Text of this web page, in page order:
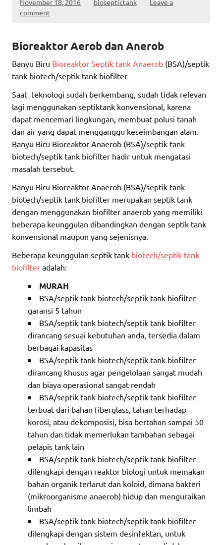
November 18, 2016 bioseptictank
Leave a
comment
BioreaktorAerob dan Anerob
Banyu Biru Bioreaktor Septik tank Anaerob (BSA)/septik
tank biotech/septik tank biofilter
Saat teknologi sudah berkembang, sudah tidak relevan
lagi menggunakan septiktank konvensional, karena
dapat mencemari lingkungan, membuat polusi tanah
dan air yang dapat mengganggu keseimbangan alam.
Banyu Biru Bioreaktor Anaerob (BSA)/septik tank
biotech/septik tank biofilter hadir untuk mengatasi
masalah tersebut.
Banyu Biru Bioreaktor Anaerob (BSA)/septik tank
biotech/septik tank biofilter merupakan septik tank
dengan menggunakan biofilter anaerob yang memiliki
beberapa keunggulan dibandingkan dengan septik tank
konvensional maupun yang sejenisnya.
Beberapa keunggulan septik tank biotech/septik tank
biofilter adalah:
MURAH
BSA/septik tank biotech/septik tank biofilter
garansi 5 tahun
BSA/septik tank biotech/septik tank biofilter
dirancang sesuai kebutuhan anda, tersedia dalam
berbagai kapasitas
BSA/septik tank biotech/septik tank biofilter
dirancang khusus agar pengelolaan sangat mudah
dan biaya operasional sangat rendah
BSA/septik tank biotech/septik tank biofilter
terbuat dari bahan fiberglass, tahan terhadap
korosi, atau dekomposisi, bisa bertahan sampai 50
tahun dan tidak memerlukan tambahan sebagai
pelapis tank lain
BSA/septik tank biotech/septik tank biofilter
dilengkapi dengan reaktor biologi untuk memakan
bahan organik terlarut dan koloid, dimana bakteri
(mikroorganisme anaerob) hidup dan menguraikan
limbah
BSA/septik tank biotech/septik tank biofilter
dilengkapi dengan sistem desinfektan, untuk